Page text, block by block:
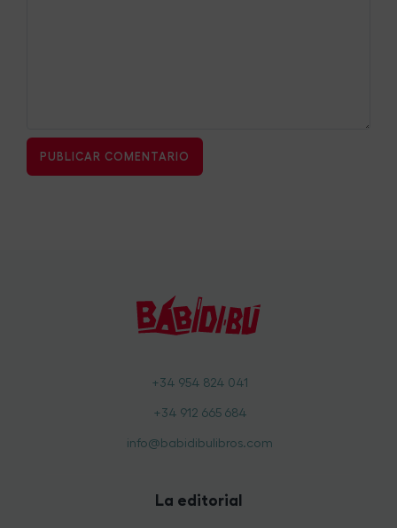
+34 954 824 041
+34 912 665 684
info@babidibulibros.com
La editorial